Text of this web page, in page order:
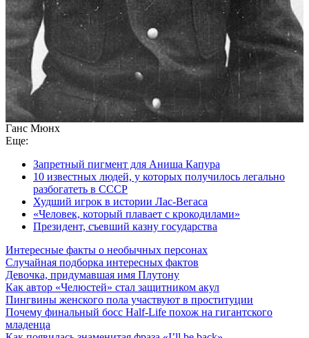
Ганс Мюнх
Еще:
Запретный пигмент для Аниша Капура
10 известных людей, у которых получилось легально
разбогатеть в СССР
Худший игрок в истории Лас-Вегаса
«Человек, который плавает с крокодилами»
Президент, съевший казну государства
Интересные факты о необычных персонах
Случайная подборка интересных фактов
Девочка, придумавшая имя Плутону
Как автор «Челюстей» стал защитником акул
Пингвины женского пола участвуют в проституции
Почему финальный босс Half-Life похож на гигантского
младенца